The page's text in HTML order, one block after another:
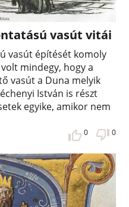
vasút vitái
vasút építését komoly
mindegy, hogy a
vasút a Duna melyik
István is részt
egyike, amikor nem
0 0